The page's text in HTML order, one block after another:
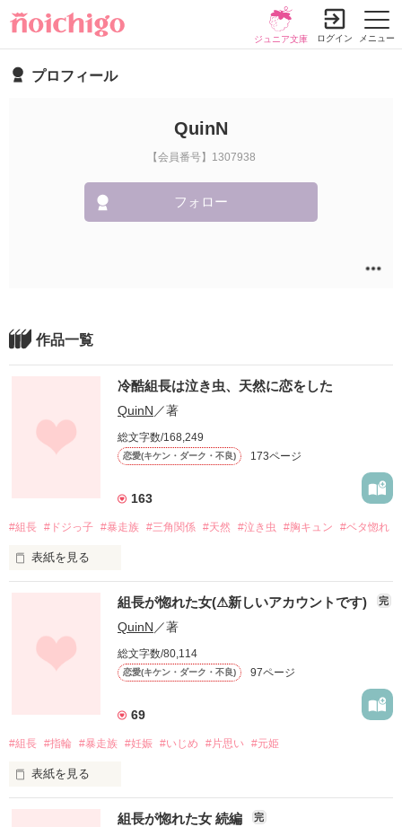
メニュー
ジュニア文庫 ログイン
プロフィール
QuinN
【会員番号】1307938
フォロー
作品一覧
冷酷組長は泣き虫、天然に恋をした
QuinN ／著
総文字数/168,249
恋愛(キケン・ダーク・不良) 173ページ
163
#組長 #ドジっ子 #暴走族 #三角関係 #天然 #泣き虫 #胸キュン #ベタ惚れ
表紙を見る
ただ、そばにいるだけで、それだけでいい
あなたが好きだと言えない弱虫は見るだけで
作品を読む
組長が惚れた女(⚠︎新しいアカウントです) 完
QuinN ／著
総文字数/80,114
恋愛(キケン・ダーク・不良) 97ページ
69
#組長 #指輪 #暴走族 #妊娠 #いじめ #片思い #元姫
表紙を見る
組長が惚れた女 続編 完